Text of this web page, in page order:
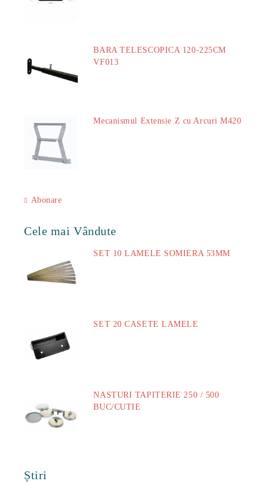
BARA TELESCOPICA 120-225CM
VF013
Mecanismul Extensie Z cu Arcuri M420
Abonare
Cele mai Vândute
SET 10 LAMELE SOMIERA 53MM
SET 20 CASETE LAMELE
NASTURI TAPITERIE 250 / 500
BUC/CUTIE
Știri